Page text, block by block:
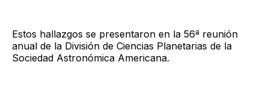
Estos hallazgos se presentaron en la 56ª reunión
anual de la División de Ciencias Planetarias de la
Sociedad Astronómica Americana.